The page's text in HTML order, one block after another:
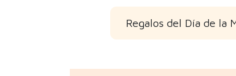
Regalos del Día de la